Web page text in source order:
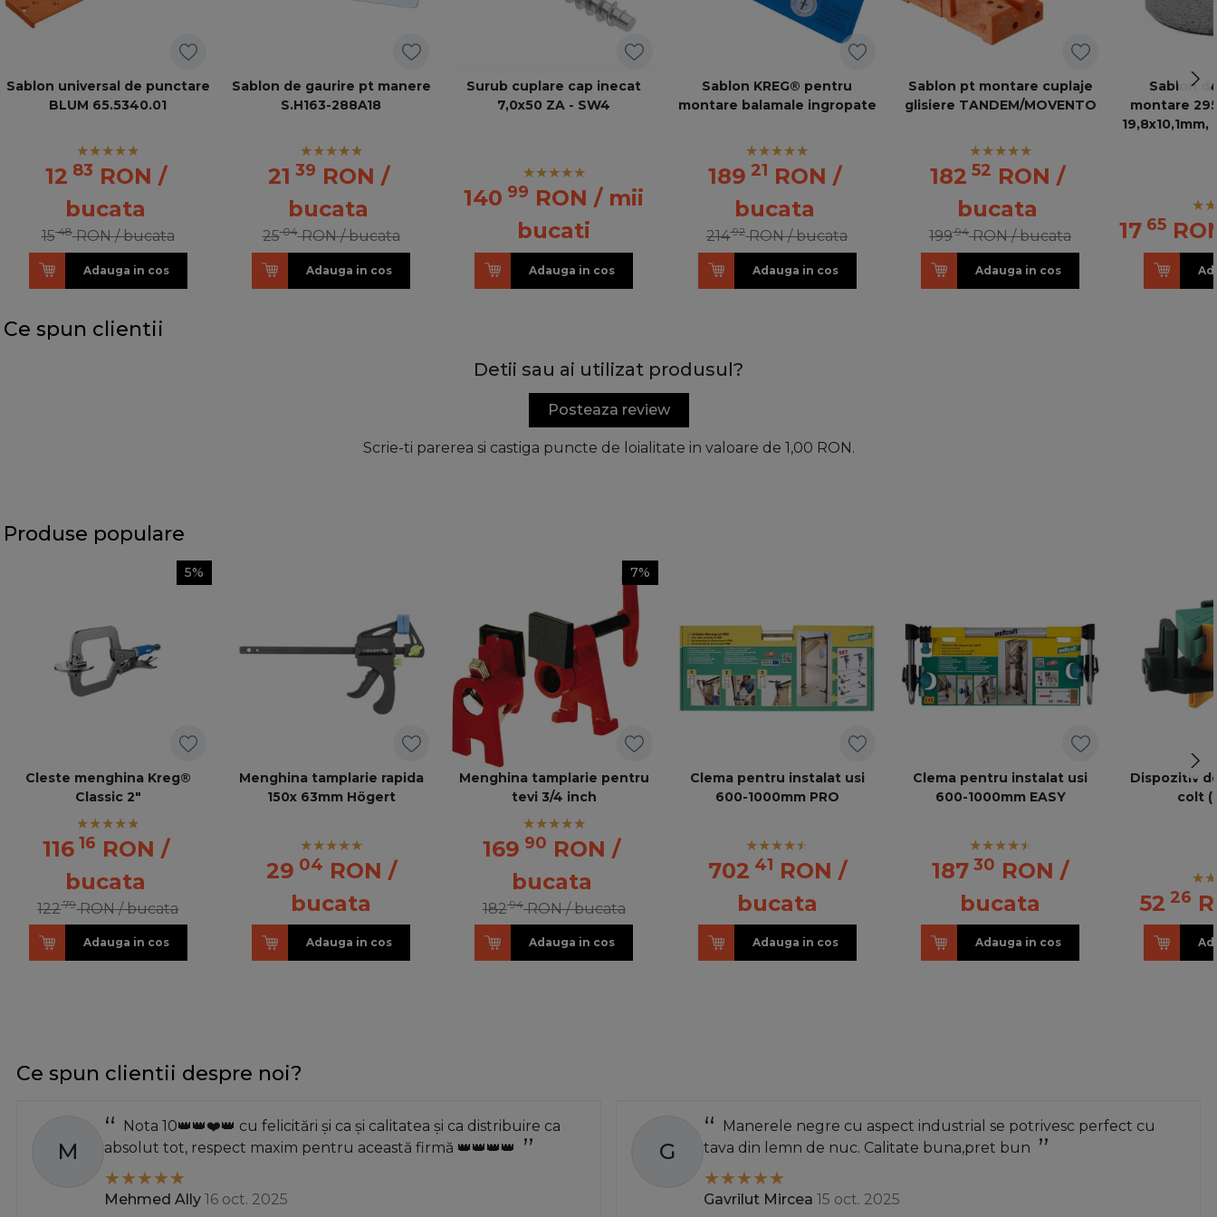
Sablon universal de punctare
BLUM 65.5340.01
12 83 RON /
bucata
1548 RON / bucata
Adauga in cos
Sablon de gaurire pt manere
S.H163-288A18
21 39 RON /
bucata
2504 RON / bucata
Adauga in cos
Surub cuplare cap inecat
7,0x50 ZA - SW4
140 99 RON / mii
bucati
Adauga in cos
Sablon KREG® pentru
montare balamale ingropate
189 21 RON /
bucata
21492 RON / bucata
Adauga in cos
Sablon pt montare cuplaje
glisiere TANDEM/MOVENTO
182 52 RON /
bucata
19994 RON / bucata
Adauga in cos
Sablon
montare
17 65
Ce spun clientii
Detii sau ai utilizat produsul?
Posteaza review
Scrie-ti parerea si castiga puncte de loialitate in valoare de 1,00 RON.
Produse populare
5%
Cleste menghina Kreg®
Classic 2"
116 16 RON /
bucata
12279 RON / bucata
Adauga in cos
Menghina tamplarie rapida
150x 63mm Högert
29 04 RON /
bucata
Adauga in cos
7%
Menghina tamplarie pentru
tevi 3/4 inch
169 90 RON /
bucata
18294 RON / bucata
Adauga in cos
Clema pentru instalat usi
600-1000mm PRO
702 41 RON /
bucata
Adauga in cos
Clema pentru instalat usi
600-1000mm EASY
187 30 RON /
bucata
Adauga in cos
Dispozitiv
colt
52 26
Ce spun clientii despre noi?
M
Nota 10👑👑❤️👑 cu felicitări și ca și calitatea și ca distribuire ca
absolut tot, respect maxim pentru această firmă 👑👑👑👑
Mehmed Ally 16 oct. 2025
G
Manerele negre cu aspect industrial se potrivesc perfect cu
tava din lemn de nuc. Calitate buna,pret bun
Gavrilut Mircea 15 oct. 2025